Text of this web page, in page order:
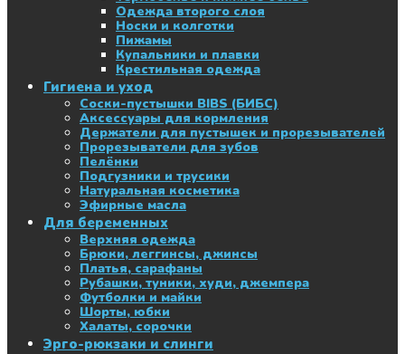
Одежда второго слоя
Носки и колготки
Пижамы
Купальники и плавки
Крестильная одежда
Гигиена и уход
Соски-пустышки BIBS (БИБС)
Аксессуары для кормления
Держатели для пустышек и прорезывателей
Прорезыватели для зубов
Пелёнки
Подгузники и трусики
Натуральная косметика
Эфирные масла
Для беременных
Верхняя одежда
Брюки, леггинсы, джинсы
Платья, сарафаны
Рубашки, туники, худи, джемпера
Футболки и майки
Шорты, юбки
Халаты, сорочки
Эрго-рюкзаки и слинги